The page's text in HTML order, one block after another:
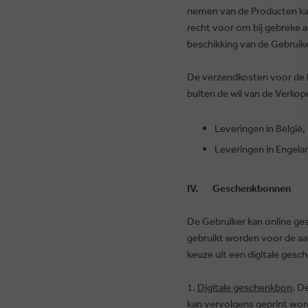
nemen van de Producten
recht voor om bij gebreke
beschikking van de
De verzendkosten voor
buiten de wil van de
Leveringen in
Leveringen in
IV. Geschenkbonnen
De Gebruiker kan online
gebruikt worden voor de
keuze uit een digitale
1. Digitale geschenkbon.
kan vervolgens geprint